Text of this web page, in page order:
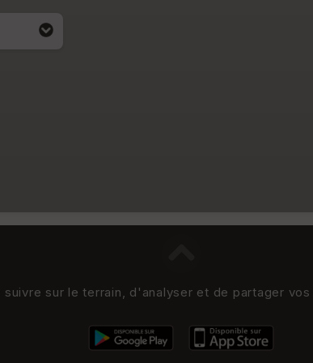
sur le terrain, d'analyser et de partager